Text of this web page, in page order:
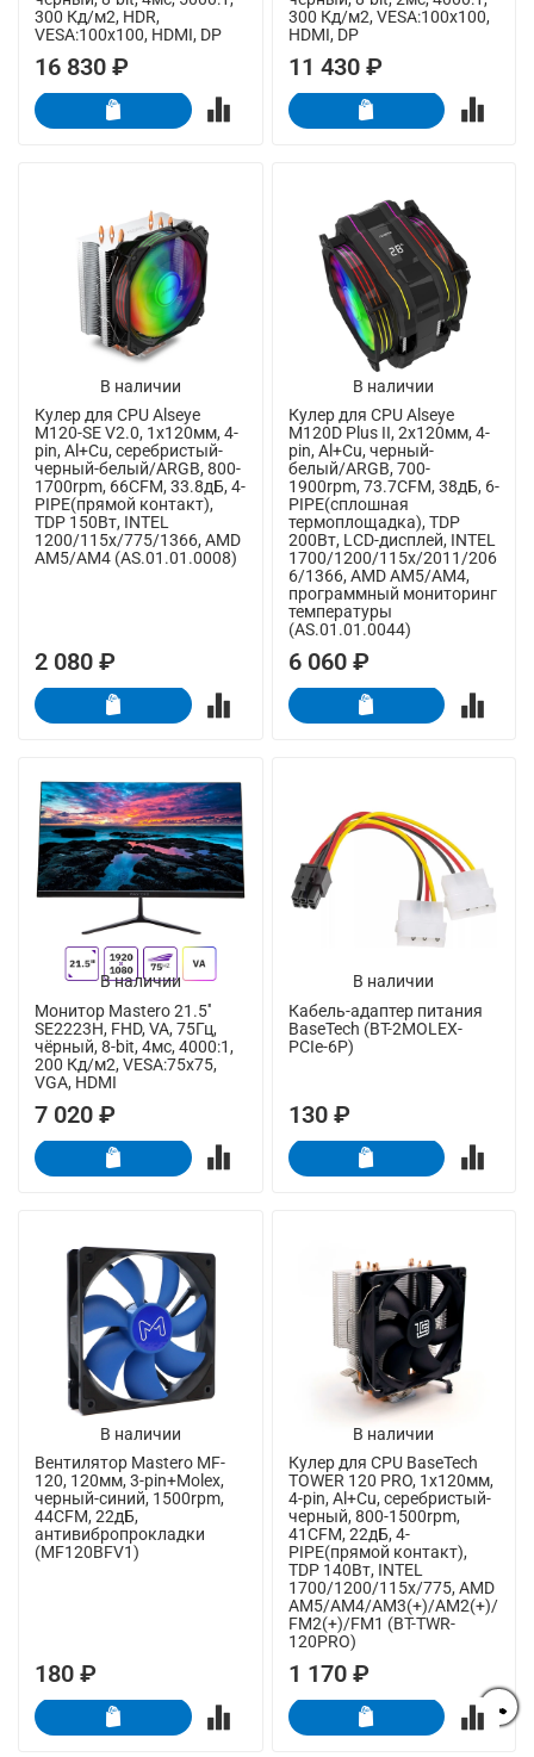
300 Кд/м2, HDR,
VESA:100x100, HDMI, DP
16 830 ₽
300 Кд/м2, VESA:100x100,
HDMI, DP
11 430 ₽
В наличии
Кулер для CPU Alseye
M120-SE V2.0, 1х120мм, 4-
pin, Al+Cu, серебристый-
черный-белый/ARGB, 800-
1700rpm, 66CFM, 33.8дБ, 4-
PIPE(прямой контакт),
TDP 150Вт, INTEL
1200/115x/775/1366, AMD
AM5/AM4 (AS.01.01.0008)
2 080 ₽
В наличии
Кулер для CPU Alseye
M120D Plus II, 2х120мм, 4-
pin, Al+Cu, черный-
белый/ARGB, 700-
1900rpm, 73.7CFM, 38дБ, 6-
PIPE(сплошная
термоплощадка), TDP
200Вт, LCD-дисплей, INTEL
1700/1200/115x/2011/206
6/1366, AMD AM5/AM4,
программный мониторинг
температуры
(AS.01.01.0044)
6 060 ₽
В наличии
Монитор Mastero 21.5''
SE2223H, FHD, VA, 75Гц,
чёрный, 8-bit, 4мс, 4000:1,
200 Кд/м2, VESA:75x75,
VGA, HDMI
7 020 ₽
В наличии
Кабель-адаптер питания
BaseTech (BT-2MOLEX-
PCIe-6P)
130 ₽
В наличии
Вентилятор Mastero MF-
120, 120мм, 3-pin+Molex,
черный-синий, 1500rpm,
44CFM, 22дБ,
антивибропрокладки
(MF120BFV1)
180 ₽
В наличии
Кулер для CPU BaseTech
TOWER 120 PRO, 1х120мм,
4-pin, Al+Cu, серебристый-
черный, 800-1500rpm,
41CFM, 22дБ, 4-
PIPE(прямой контакт),
TDP 140Вт, INTEL
1700/1200/115x/775, AMD
AM5/AM4/AM3(+)/AM2(+)/
FM2(+)/FM1 (BT-TWR-
120PRO)
1 170 ₽